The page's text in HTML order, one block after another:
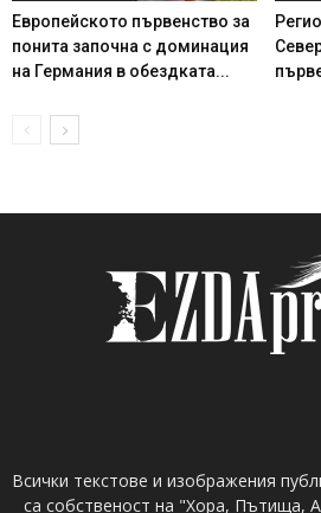
Европейското първенство за
понита започна с доминация
на Германия в обездката...
Всички текстове и изображения
са собственост на "Хора, Пътища,